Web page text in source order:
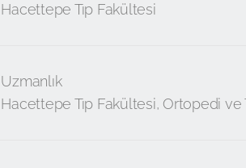
Hacettepe Tıp Fakültesi
Uzmanlık
Hacettepe Tıp Fakültesi, Ortopedi ve